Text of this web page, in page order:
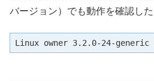
バージョン）でも動作を確認した
Linux owner 3.2.0-24-generic